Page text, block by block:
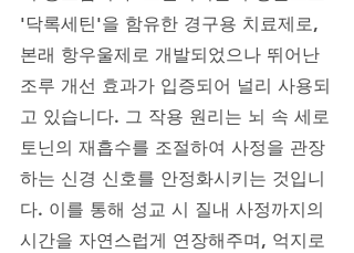
'닥록세틴'을 함유한 경구용 치료제로,
본래 항우울제로 개발되었으나 뛰어난
조루 개선 효과가 입증되어 널리 사용되
고 있습니다. 그 작용 원리는 뇌 속 세로
토닌의 재흡수를 조절하여 사정을 관장
하는 신경 신호를 안정화시키는 것입니
다. 이를 통해 성교 시 질내 사정까지의
시간을 자연스럽게 연장해주며, 억지로